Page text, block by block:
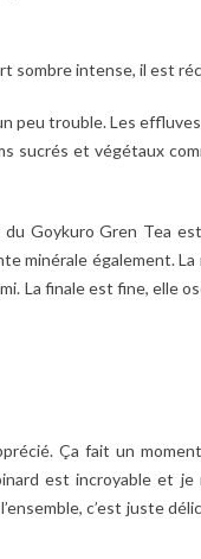
sombre intense, il est
peu trouble. Les
sucrés et végétaux
Goykuro Gren Tea
minérale également.
La finale est fine, elle
Ça fait un
est incroyable et je
c’est juste